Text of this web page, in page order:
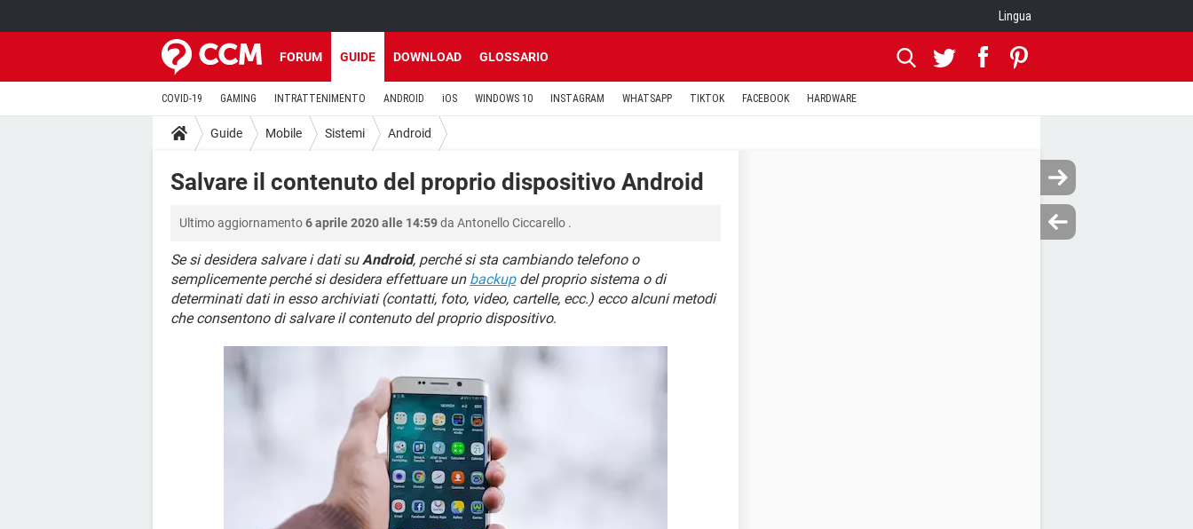
Lingua
FORUM GUIDE DOWNLOAD GLOSSARIO
COVID-19 GAMING INTRATTENIMENTO ANDROID iOS WINDOWS 10 INSTAGRAM WHATSAPP TIKTOK FACEBOOK HARDWARE
Guide Mobile Sistemi Android
Salvare il contenuto del proprio dispositivo Android
Ultimo aggiornamento6 aprile 2020 alle 14:59da Antonello Ciccarello .
Se si desidera salvare i dati suAndroid, perché si sta cambiando telefono o
semplicemente perché si desidera effettuare un backupdel proprio sistema o di
determinati dati in esso archiviati (contatti, foto, video, cartelle, ecc.) ecco alcuni metodi
che consentono di salvare il contenuto del proprio dispositivo.